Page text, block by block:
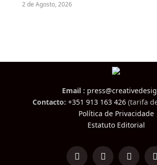
2 de Agosto, 2026
Email :
Contacto: +351 913 163 426(tarifa
Política de Privacidade
Estatuto Editorial
LinkedInFacebookInstagram